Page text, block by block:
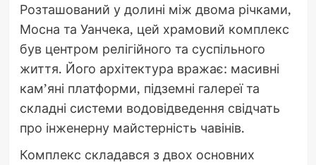
Розташований у долині між двома річками,
Мосна та Уанчека, цей храмовий комплекс
був центром релігійного та суспільного
життя. Його архітектура вражає: масивні
кам’яні платформи, підземні галереї та
складні системи водовідведення свідчать
про інженерну майстерність чавінів.
Комплекс складався з двох основних